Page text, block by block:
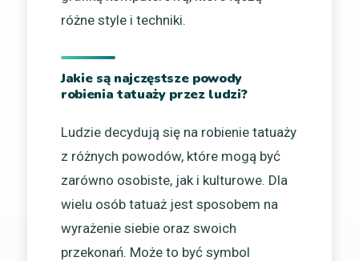
różne style i techniki.
Jakie są najczęstsze powody
robienia tatuaży przez ludzi?
Ludzie decydują się na robienie tatuaży
z różnych powodów, które mogą być
zarówno osobiste, jak i kulturowe. Dla
wielu osób tatuaż jest sposobem na
wyrażenie siebie oraz swoich
przekonań. Może to być symbol